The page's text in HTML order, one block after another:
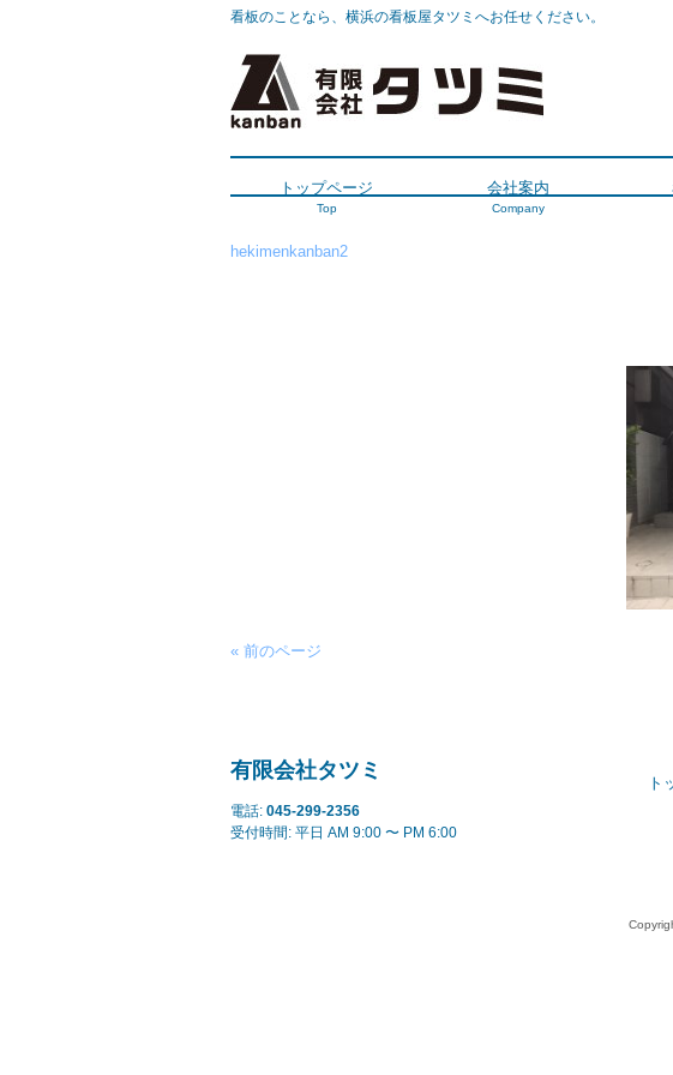
看板のことなら、横浜の看板屋タツミへお任せください。
トップページ
Top
会社案内
Company
hekimenkanban2
« 前のページ
有限会社タツミ
電話: 045-299-2356
受付時間: 平日 AM 9:00 〜 PM 6:00
ト